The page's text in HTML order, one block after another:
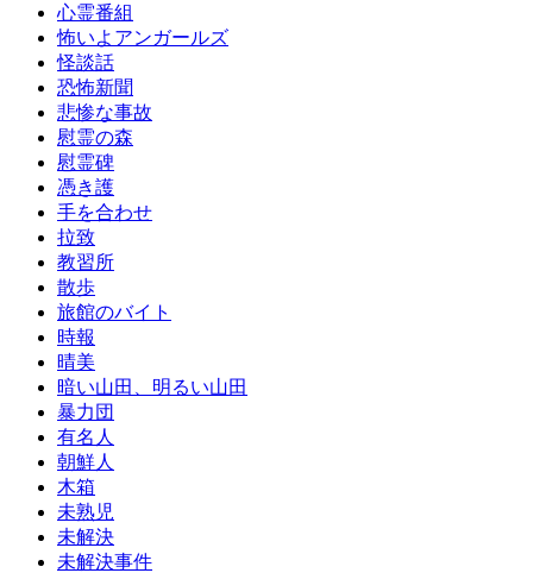
心霊番組
怖いよアンガールズ
怪談話
恐怖新聞
悲惨な事故
慰霊の森
慰霊碑
憑き護
手を合わせ
拉致
教習所
散歩
旅館のバイト
時報
晴美
暗い山田、明るい山田
暴力団
有名人
朝鮮人
木箱
未熟児
未解決
未解決事件